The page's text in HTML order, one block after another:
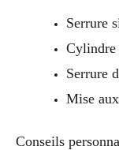
Serrure
Cylindre
Serrure
Mise
Conseils